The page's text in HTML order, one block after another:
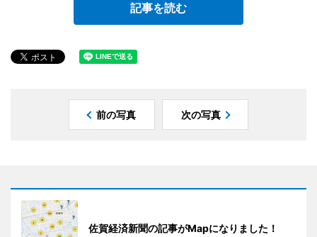
記事を読む
前の写真 次の写真
佐賀経済新聞の記事がMapになりました！